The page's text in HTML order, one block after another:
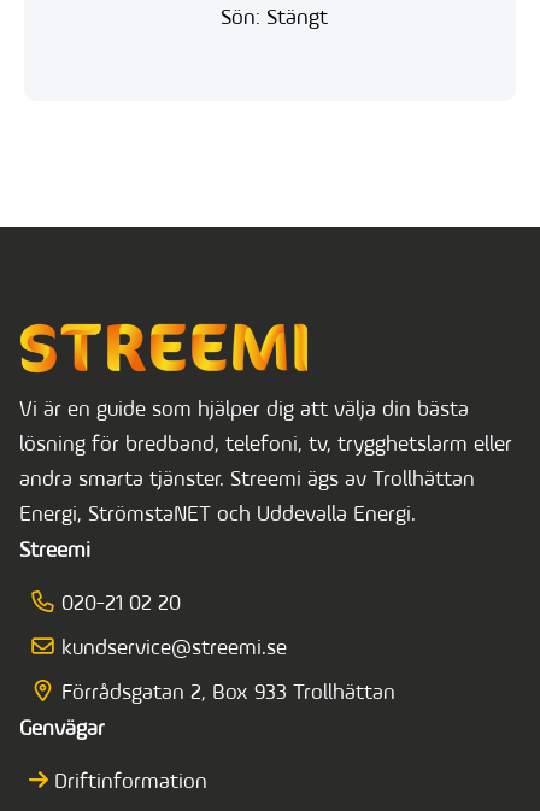
Sön: Stängt
Vi är en guide som hjälper dig att välja din bästa
lösning för bredband, telefoni, tv, trygghetslarm eller
andra smarta tjänster. Streemi ägs av Trollhättan
Energi, StrömstaNET och Uddevalla Energi.
Streemi
020-21 02 20
kundservice@streemi.se
Förrådsgatan 2, Box 933 Trollhättan
Genvägar
Driftinformation